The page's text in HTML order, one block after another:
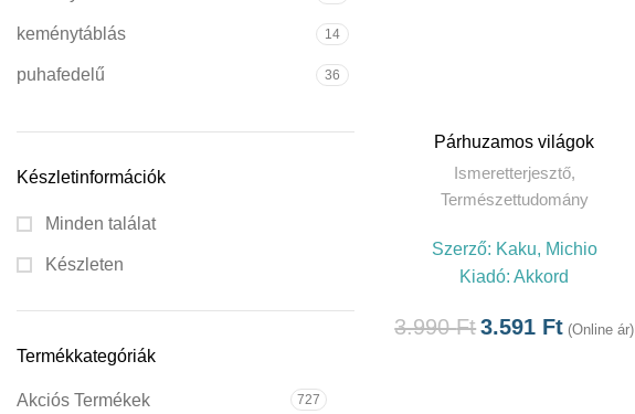
keménytáblás 14
puhafedelű 36
Készletinformációk
Minden találat
Készleten
Termékkategóriák
Akciós Termékek 727
TOVÁBB
Párhuzamos világok
Ismeretterjesztő,
Természettudomány
Szerző: Kaku, Michio
Kiadó:Akkord
3.990Ft3.591 Ft (Online ár)